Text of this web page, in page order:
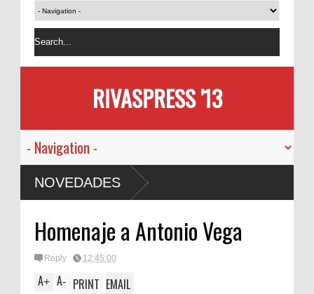
RIVASPRESS '13
NOVEDADES
Homenaje a Antonio Vega
Reply 12:45:00
A+ A- PRINT EMAIL